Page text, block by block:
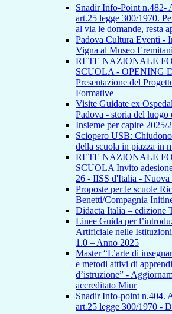
Snadir Info-Point n.482-
art.25 legge 300/1970.
al via le domande, resta
Padova Cultura Eventi -
Vigna al Museo Eremitani
RETE NAZIONALE
SCUOLA - OPENING
Presentazione del
Formative
Visite Guidate ex
Padova - storia del luogo
Insieme per capire 2025/
Sciopero USB:
della scuola in piazza in
RETE NAZIONALE
SCUOLA Invito
26 - IISS d'Italia -
Proposte per le scuole
Benetti/Compagnia
Didacta Italia – edizione
Linee Guida per
Artificiale nelle
1.0 – Anno 2025
Master “L’arte di
e metodi attivi di
d’istruzione” -
accreditato Miur
Snadir Info-point n.404.
art.25 legge 300/1970 -